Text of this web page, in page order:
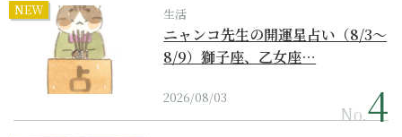
NEW 生活
ニャンコ先生の開運星占い（8/3～
8/9）獅子座、乙女座…
2026/08/03
No.